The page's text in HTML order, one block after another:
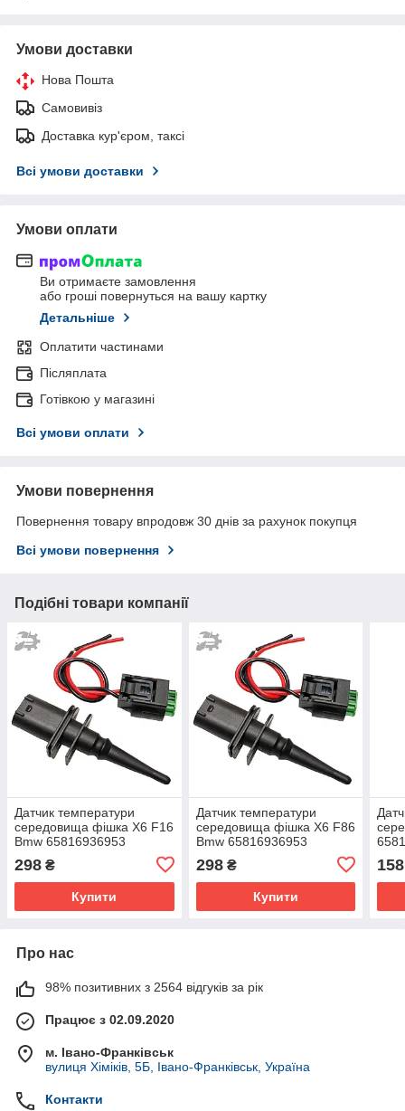
Умови доставки
Нова Пошта
Самовивіз
Доставка кур'єром, таксі
Всі умови доставки
Умови оплати
Ви отримаєте замовлення
або гроші повернуться на вашу картку
Детальніше
Оплатити частинами
Післяплата
Готівкою у магазині
Всі умови оплати
Умови повернення
Повернення товару впродовж 30 днів за рахунок покупця
Всі умови повернення
Подібні товари компанії
Датчик температури
середовища фішка X6 F16
Bmw 65816936953
65810149842
298 ₴
Купити
Датчик температури
середовища фішка X6 F86
Bmw 65816936953
65810149842
298₴
Купити
158
Про нас
98% позитивних з 2564 відгуків за рік
Працює з 02.09.2020
м. Івано-Франківськ
вулиця Хіміків, 5Б, Івано-Франківськ, Україна
Контакти